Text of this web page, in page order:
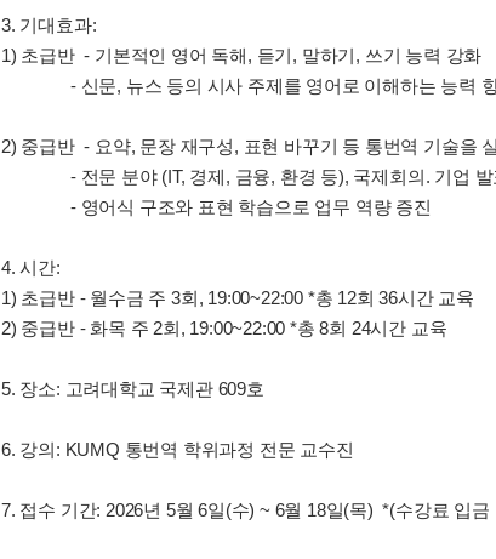
3. 기대효과:
1) 초급반 - 기본적인 영어 독해, 듣기, 말하기, 쓰기 능력 강화
- 신문, 뉴스 등의 시사 주제를 영어로 이해하는 능력
2) 중급반 - 요약, 문장 재구성, 표현 바꾸기 등 통번역 기술을
- 전문 분야 (IT, 경제, 금융, 환경 등), 국제회의. 기업 발
- 영어식 구조와 표현 학습으로 업무 역량 증진
4. 시간:
1) 초급반 - 월수금 주 3회, 19:00~22:00 *총 12회 36시간 교육
2) 중급반 - 화목 주 2회, 19:00~22:00 *총 8회 24시간 교육
5. 장소: 고려대학교 국제관 609호
6. 강의: KUMQ 통번역 학위과정 전문 교수진
7. 접수 기간: 2026년 5월 6일(수) ~ 6월 18일(목) *(수강료 입금